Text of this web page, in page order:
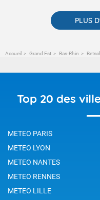
PLUS
Accueil Grand Est Bas-Rhin
Top 20 des
METEO PARIS
METEO LYON
METEO NANTES
METEO RENNES
METEO LILLE